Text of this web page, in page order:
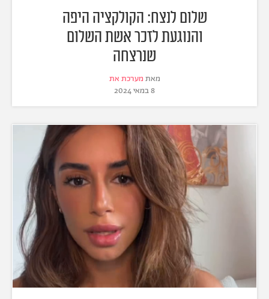
שלום לנצח: הקולקציה היפה
והנוגעת לזכר אשת השלום
שנרצחה
מאת מערכת את
8 במאי 2024